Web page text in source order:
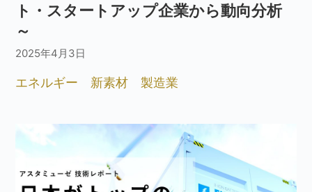
ト・スタートアップ企業から動向分析
～
2025年4月3日
エネルギー 新素材 製造業